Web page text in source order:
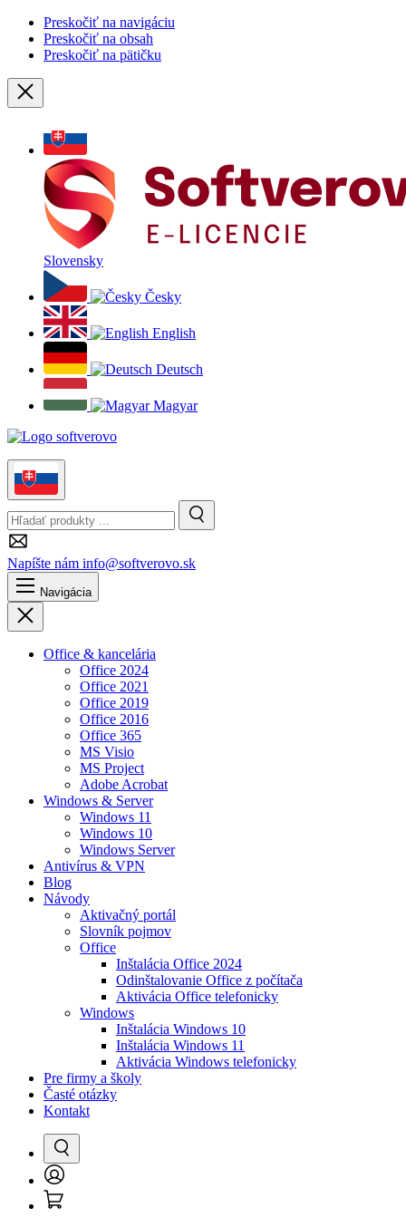
Preskočiť na navigáciu
Preskočiť na obsah
Preskočiť na pätičku
Zavrieť
Slovensky
Česky
English
Deutsch
Magyar
Slovensky
Vyhľadávanie
Napíšte nám info@softverovo.sk
Navigácia
Zavrieť
Office & kancelária
Office 2024
Office 2021
Office 2019
Office 2016
Office 365
MS Visio
MS Project
Adobe Acrobat
Windows & Server
Windows 11
Windows 10
Windows Server
Antivírus & VPN
Blog
Návody
Aktivačný portál
Slovník pojmov
Office
Inštalácia Office 2024
Odinštalovanie Office z počítača
Aktivácia Office telefonicky
Windows
Inštalácia Windows 10
Inštalácia Windows 11
Aktivácia Windows telefonicky
Pre firmy a školy
Časté otázky
Kontakt
Vyhľadať
Prihlásenie
Košík